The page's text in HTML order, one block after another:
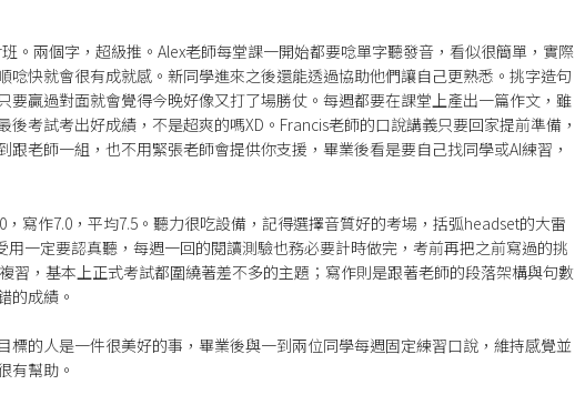
。兩個字，超級推。Alex老師每堂課一開始都要唸單字聽發音，看似很簡單，實際
唸快就會很有成就感。新同學進來之後還能透過協助他們讓自己更熟悉。挑字造句
要贏過對面就會覺得今晚好像又打了場勝仗。每週都要在課堂上產出一篇作文，雖
考試考出好成績，不是超爽的嗎XD。Francis老師的口說講義只要回家提前準備，
老師一組，也不用緊張老師會提供你支援，畢業後看是要自己找同學或AI練習，
寫作7.0，平均7.5。聽力很吃設備，記得選擇音質好的考場，括弧headset的大雷
一定要認真聽，每週一回的閱讀測驗也務必要計時做完，考前再把之前寫過的挑
習，基本上正式考試都圍繞著差不多的主題；寫作則是跟著老師的段落架構與句數
的成績。
標的人是一件很美好的事，畢業後與一到兩位同學每週固定練習口說，維持感覺並
有幫助。